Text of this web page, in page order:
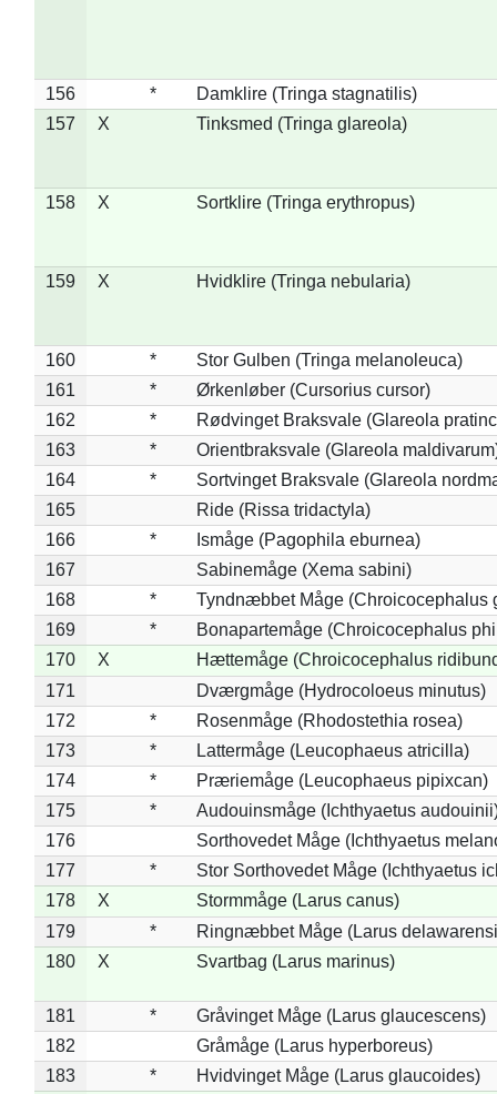
156 *
Damklire (Tringa stagnatilis)
157
X Tinksmed (Tringa glareola)
158 X Sortklire (Tringa erythropus)
159 X Hvidklire (Tringa nebularia)
160 *
Stor Gulben (Tringa melanoleuca)
161
*
Ørkenløber (Cursorius cursor)
162
*
Rødvinget Braksvale (Glareola
163
*
Orientbraksvale (Glareola
164
*
Sortvinget Braksvale (Glareola
165
Ride (Rissa tridactyla)
166
*
Ismåge (Pagophila eburnea)
167
Sabinemåge (Xema sabini)
168
*
Tyndnæbbet Måge (Chroicocephalus
169
*
Bonapartemåge (Chroicocephalus
170
X
Hættemåge (Chroicocephalus
171
Dværgmåge (Hydrocoloeus minutus)
172
*
Rosenmåge (Rhodostethia rosea)
173
*
Lattermåge (Leucophaeus atricilla)
174
*
Præriemåge (Leucophaeus pipixcan)
175
*
Audouinsmåge (Ichthyaetus
176
Sorthovedet Måge (Ichthyaetus
177
*
Stor Sorthovedet Måge (Ichthyaetus
178
X
Stormmåge (Larus canus)
179
*
Ringnæbbet Måge (Larus
180
X Svartbag (Larus marinus)
181 *
Gråvinget Måge (Larus glaucescens)
182
Gråmåge (Larus hyperboreus)
183
*
Hvidvinget Måge (Larus glaucoides)